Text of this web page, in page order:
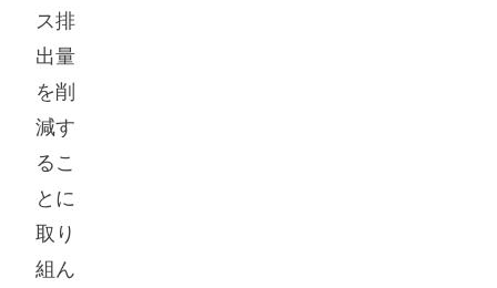
ス排
出量
を削
減す
るこ
とに
取り
組ん